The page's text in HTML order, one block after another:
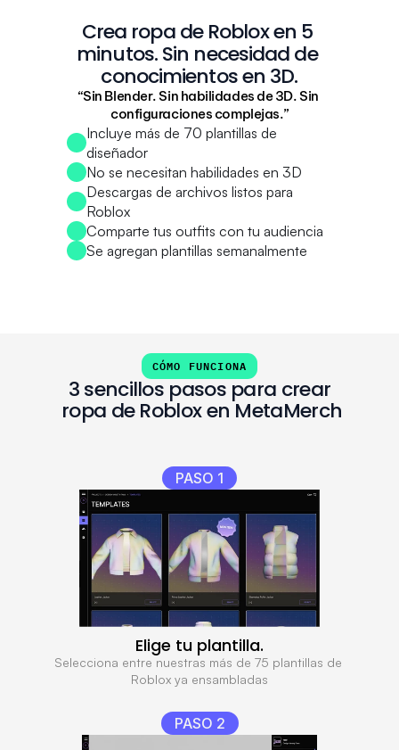
Crea ropa de Roblox en 5
minutos. Sin necesidad de
conocimientos en 3D.
“Sin Blender. Sin habilidades de 3D. Sin
configuraciones complejas.”
Incluye más de 70 plantillas de
diseñador
No se necesitan habilidades en 3D
Descargas de archivos listos para
Roblox
Comparte tus outfits con tu audiencia
Se agregan plantillas semanalmente
CÓMO FUNCIONA
3 sencillos pasos para crear
ropa de Roblox en MetaMerch
PASO 1
Elige tu plantilla.
Selecciona entre nuestras más de 75 plantillas de
Roblox ya ensambladas
PASO 2